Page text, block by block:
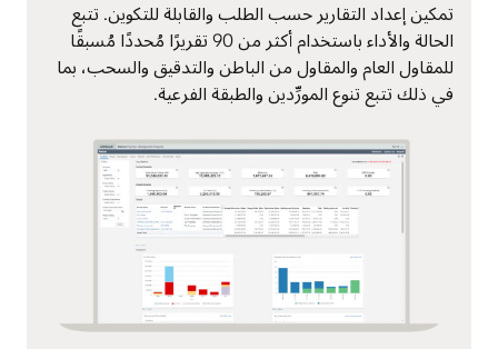
تمكين إعداد التقارير حسب الطلب والقابلة للتكوين. تتبع
الحالة والأداء باستخدام أكثر من 90 تقريرًا مُحددًا مُسبقًا
للمقاول العام والمقاول من الباطن والتدقيق والسحب، بما
في ذلك تتبع تنوع المورِّدين والطبقة الفرعية.